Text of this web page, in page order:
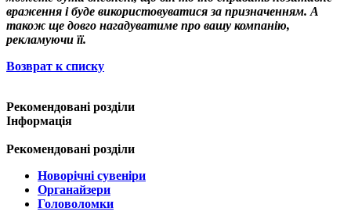
враження і буде використовуватися за призначенням. А
також ще довго нагадуватиме про вашу компанію,
рекламуючи її.
Возврат к списку
Рекомендовані розділи
Інформація
Рекомендовані розділи
Новорічні сувеніри
Органайзери
Головоломки